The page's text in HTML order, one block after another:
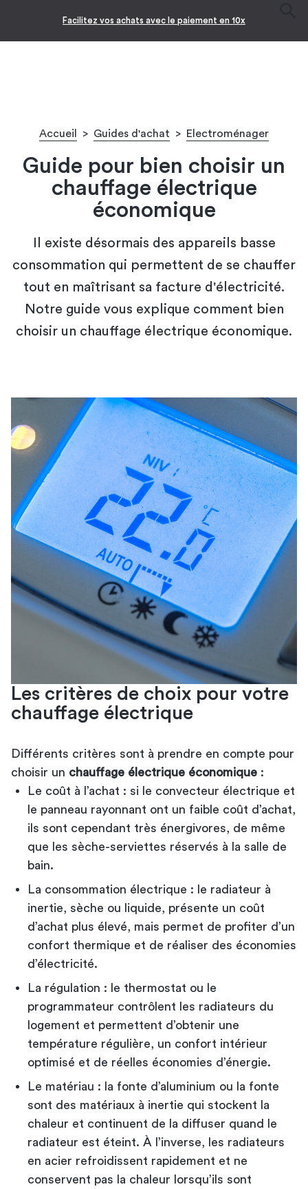
Facilitez vos achats avec le paiement en 10x
Accueil > Guides d'achat > Electroménager
Guide pour bien choisir un
chauffage électrique
économique
Il existe désormais des appareils basse
consommation qui permettent de se chauffer
tout en maîtrisant sa facture d'électricité.
Notre guide vous explique comment bien
choisir un chauffage électrique économique.
Les critères de choix pour votre
chauffage électrique
Différents critères sont à prendre en compte pour
choisir un chauffage électrique économique :
Le coût à l’achat : si le convecteur électrique et
le panneau rayonnant ont un faible coût d’achat,
ils sont cependant très énergivores, de même
que les sèche-serviettes réservés à la salle de
bain.
La consommation électrique : le radiateur à
inertie, sèche ou liquide, présente un coût
d’achat plus élevé, mais permet de profiter d’un
confort thermique et de réaliser des économies
d’électricité.
La régulation : le thermostat ou le
programmateur contrôlent les radiateurs du
logement et permettent d’obtenir une
température régulière, un confort intérieur
optimisé et de réelles économies d’énergie.
Le matériau : la fonte d’aluminium ou la fonte
sont des matériaux à inertie qui stockent la
chaleur et continuent de la diffuser quand le
radiateur est éteint. À l’inverse, les radiateurs
en acier refroidissent rapidement et ne
conservent pas la chaleur lorsqu’ils sont